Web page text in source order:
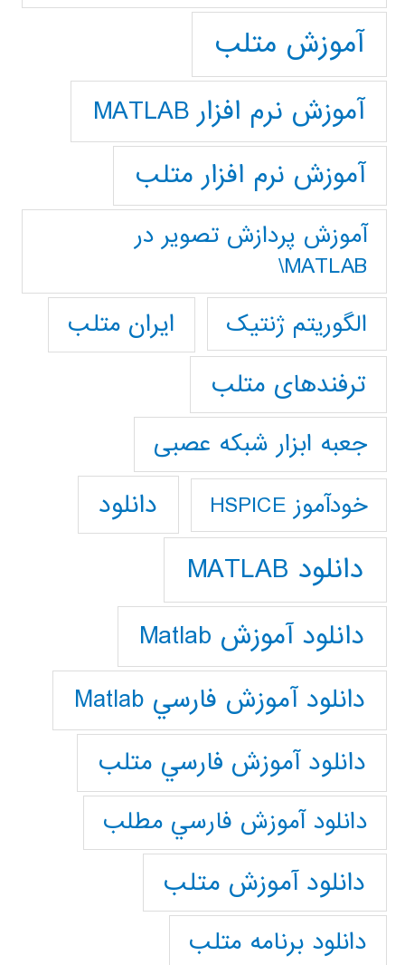
آموزش متلب
آموزش نرم افزار MATLAB
آموزش نرم افزار متلب
آموزش پردازش تصوير در
MATLAB\
الگوریتم ژنتیک
ایران متلب
ترفندهای متلب
جعبه ابزار شبکه عصبی
خودآموز HSPICE دانلود
دانلود MATLAB
دانلود آموزش Matlab
دانلود آموزش فارسي Matlab
دانلود آموزش فارسي متلب
دانلود آموزش فارسي مطلب
دانلود آموزش متلب
دانلود برنامه متلب